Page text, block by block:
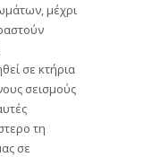
μέχρι
σε κτήρια
σεισμούς
τη
σε